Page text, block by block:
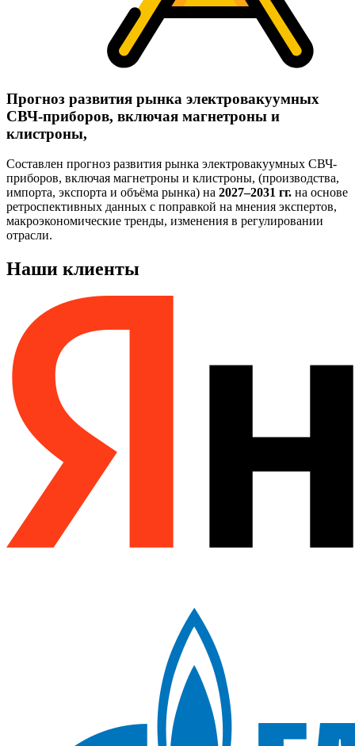
Прогноз развития рынка электровакуумных
СВЧ-приборов, включая магнетроны и
клистроны,
Составлен прогноз развития рынка электровакуумных СВЧ-
приборов, включая магнетроны и клистроны, (производства,
импорта, экспорта и объёма рынка) на 2027–2031 гг. на основе
ретроспективных данных с поправкой на мнения экспертов,
макроэкономические тренды, изменения в регулировании
отрасли.
Наши клиенты